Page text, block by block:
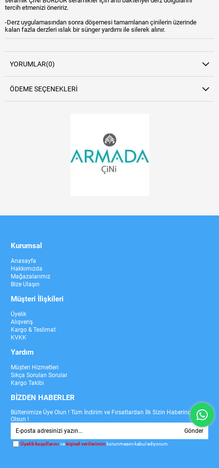
tercih etmenizi öneririz.
-Derz uygulamasından sonra döşemesi tamamlanan çinilerin üzerinde
kalan fazla derzleri ıslak bir sünger yardımı ile silerek alınır.
YORUMLAR(0)
ÖDEME SEÇENEKLERI
Kurumsal
Anasayfa
Hakkımızda
Mağazalarımız
Bize Ulaşın
Müşteri İlişkileri
Üyelik
Alışveriş
Kargo & Teslimat
KVKK
Yardım
Müşteri Hizmetleri
Sıkça Sorulan Sorular
Kargo Takibi
BİZDEN HABERLER
Bültenimize Üye Olun ! Tüm İndirim ve Fırsatlardan İlk Sizin Haberiniz
Olsun !
Gönder
Üyelik koşullarını ve kişisel verilerimin korunmasını kabul ediyorum.